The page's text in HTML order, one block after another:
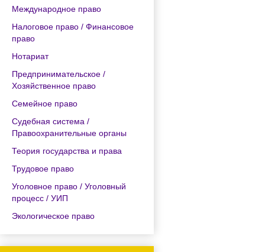
Международное право
Налоговое право / Финансовое
право
Нотариат
Предпринимательское /
Хозяйственное право
Семейное право
Судебная система /
Правоохранительные органы
Теория государства и права
Трудовое право
Уголовное право / Уголовный
процесс / УИП
Экологическое право